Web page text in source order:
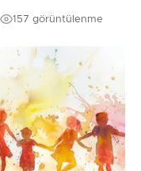
157 görüntülenme